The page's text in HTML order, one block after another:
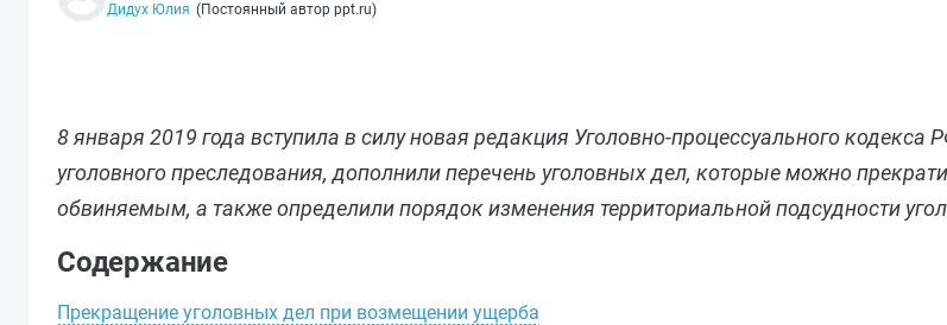
Дидух Юлия (Постоянный автор ppt.ru)
8 января 2019 года вступила в силу новая редакция Уголовно-процессуального кодекса
уголовного преследования, дополнили перечень уголовных дел, которые можно
обвиняемым, а также определили порядок изменения территориальной подсудности
Содержание
Прекращение уголовных дел при возмещении ущерба